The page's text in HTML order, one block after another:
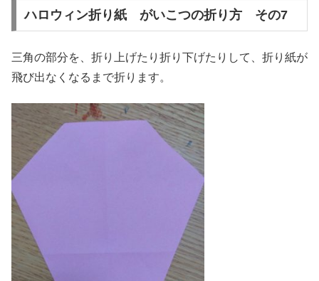
ハロウィン折り紙 がいこつの折り方 その7
三角の部分を、折り上げたり折り下げたりして、折り紙が
飛び出なくなるまで折ります。